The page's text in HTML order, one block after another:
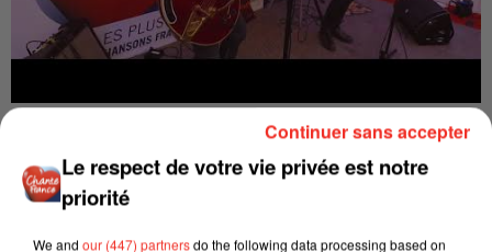
LES INNOCENTS - COLORE (SESSION CHANTE
Les Innocents en acoustique à l'occasion de son
Interview sur CHANTE FRANCE, diffusée en Avril 2019
Le respect de votre vie privée est notre
priorité
We and our (447) partnersdo the following data processing based on
Continuer sans accepter